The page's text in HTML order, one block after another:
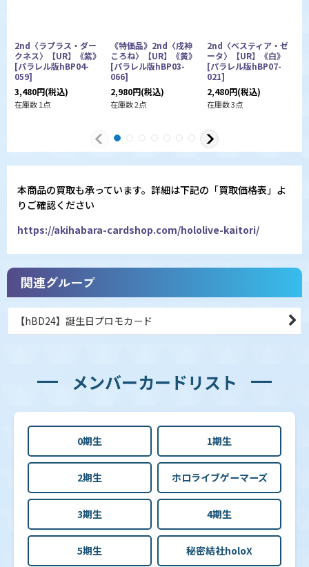
2nd〈ラプラス・ダー
クネス〉【UR】《紫》
[パラレル版hBP04-
059]
3,480円(税込)
在庫数 1点
《特価品》2nd〈戌神
ころね〉【UR】《黄》
[パラレル版hBP03-
066]
2,980円(税込)
在庫数 2点
2nd〈ベスティア・ゼ
ータ〉【UR】《白》
[パラレル版hBP07-
021]
2,480円(税込)
在庫数 3点
本商品の買取も承っています。詳細は下記の「買取価格表」よ
りご確認ください
https://akihabara-cardshop.com/hololive-kaitori/
関連グループ
【hBD24】誕生日プロモカード
メンバーカードリスト
0期生 1期生
2期生 ホロライブゲーマーズ
3期生 4期生
5期生 秘密結社holoX